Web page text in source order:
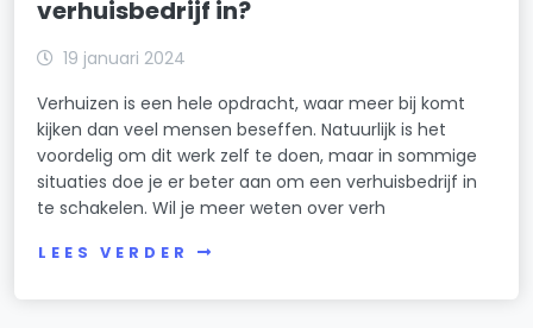
verhuisbedrijf in?
19 januari 2024
Verhuizen is een hele opdracht, waar meer bij komt
kijken dan veel mensen beseffen. Natuurlijk is het
voordelig om dit werk zelf te doen, maar in sommige
situaties doe je er beter aan om een verhuisbedrijf in
te schakelen. Wil je meer weten over verh
LEES VERDER